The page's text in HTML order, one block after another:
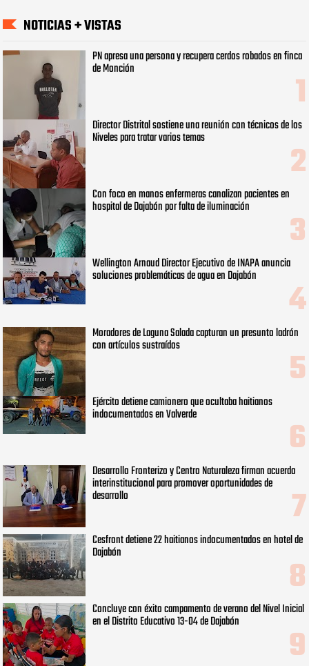
NOTICIAS + VISTAS
PN apresa una persona y recupera cerdos robados en finca
de Monción
Director Distrital sostiene una reunión con técnicos de los
Niveles para tratar varios temas
Con foco en manos enfermeras canalizan pacientes en
hospital de Dajabón por falta de iluminación
Wellington Arnaud Director Ejecutivo de INAPA anuncia
soluciones problemáticas de agua en Dajabón
Moradores de Laguna Salada capturan un presunto ladrón
con artículos sustraídos
Ejército detiene camionero que ocultaba haitianos
indocumentados en Valverde
Desarrollo Fronterizo y Centro Naturaleza firman acuerdo
interinstitucional para promover oportunidades de
desarrollo
Cesfront detiene 22 haitianos indocumentados en hotel de
Dajabón
Concluye con éxito campamento de verano del Nivel Inicial
en el Distrito Educativo 13-04 de Dajabón